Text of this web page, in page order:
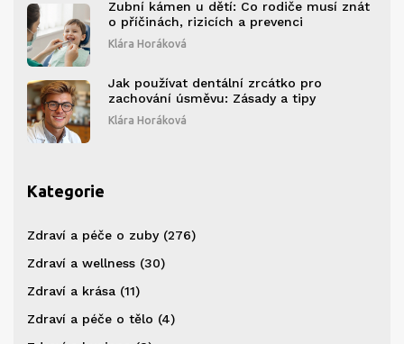
Zubní kámen u dětí: Co rodiče musí znát
o příčinách, rizicích a prevenci
Klára Horáková
Jak používat dentální zrcátko pro
zachování úsměvu: Zásady a tipy
Klára Horáková
Kategorie
Zdraví a péče o zuby (276)
Zdraví a wellness (30)
Zdraví a krása (11)
Zdraví a péče o tělo (4)